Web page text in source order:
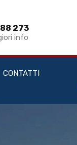
273​
info
CONTATTI